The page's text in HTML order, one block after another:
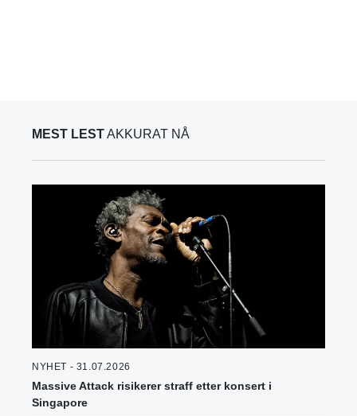
MEST LESTAKKURAT NÅ
NYHET - 31.07.2026
Massive Attack risikerer straff etter konsert i
Singapore